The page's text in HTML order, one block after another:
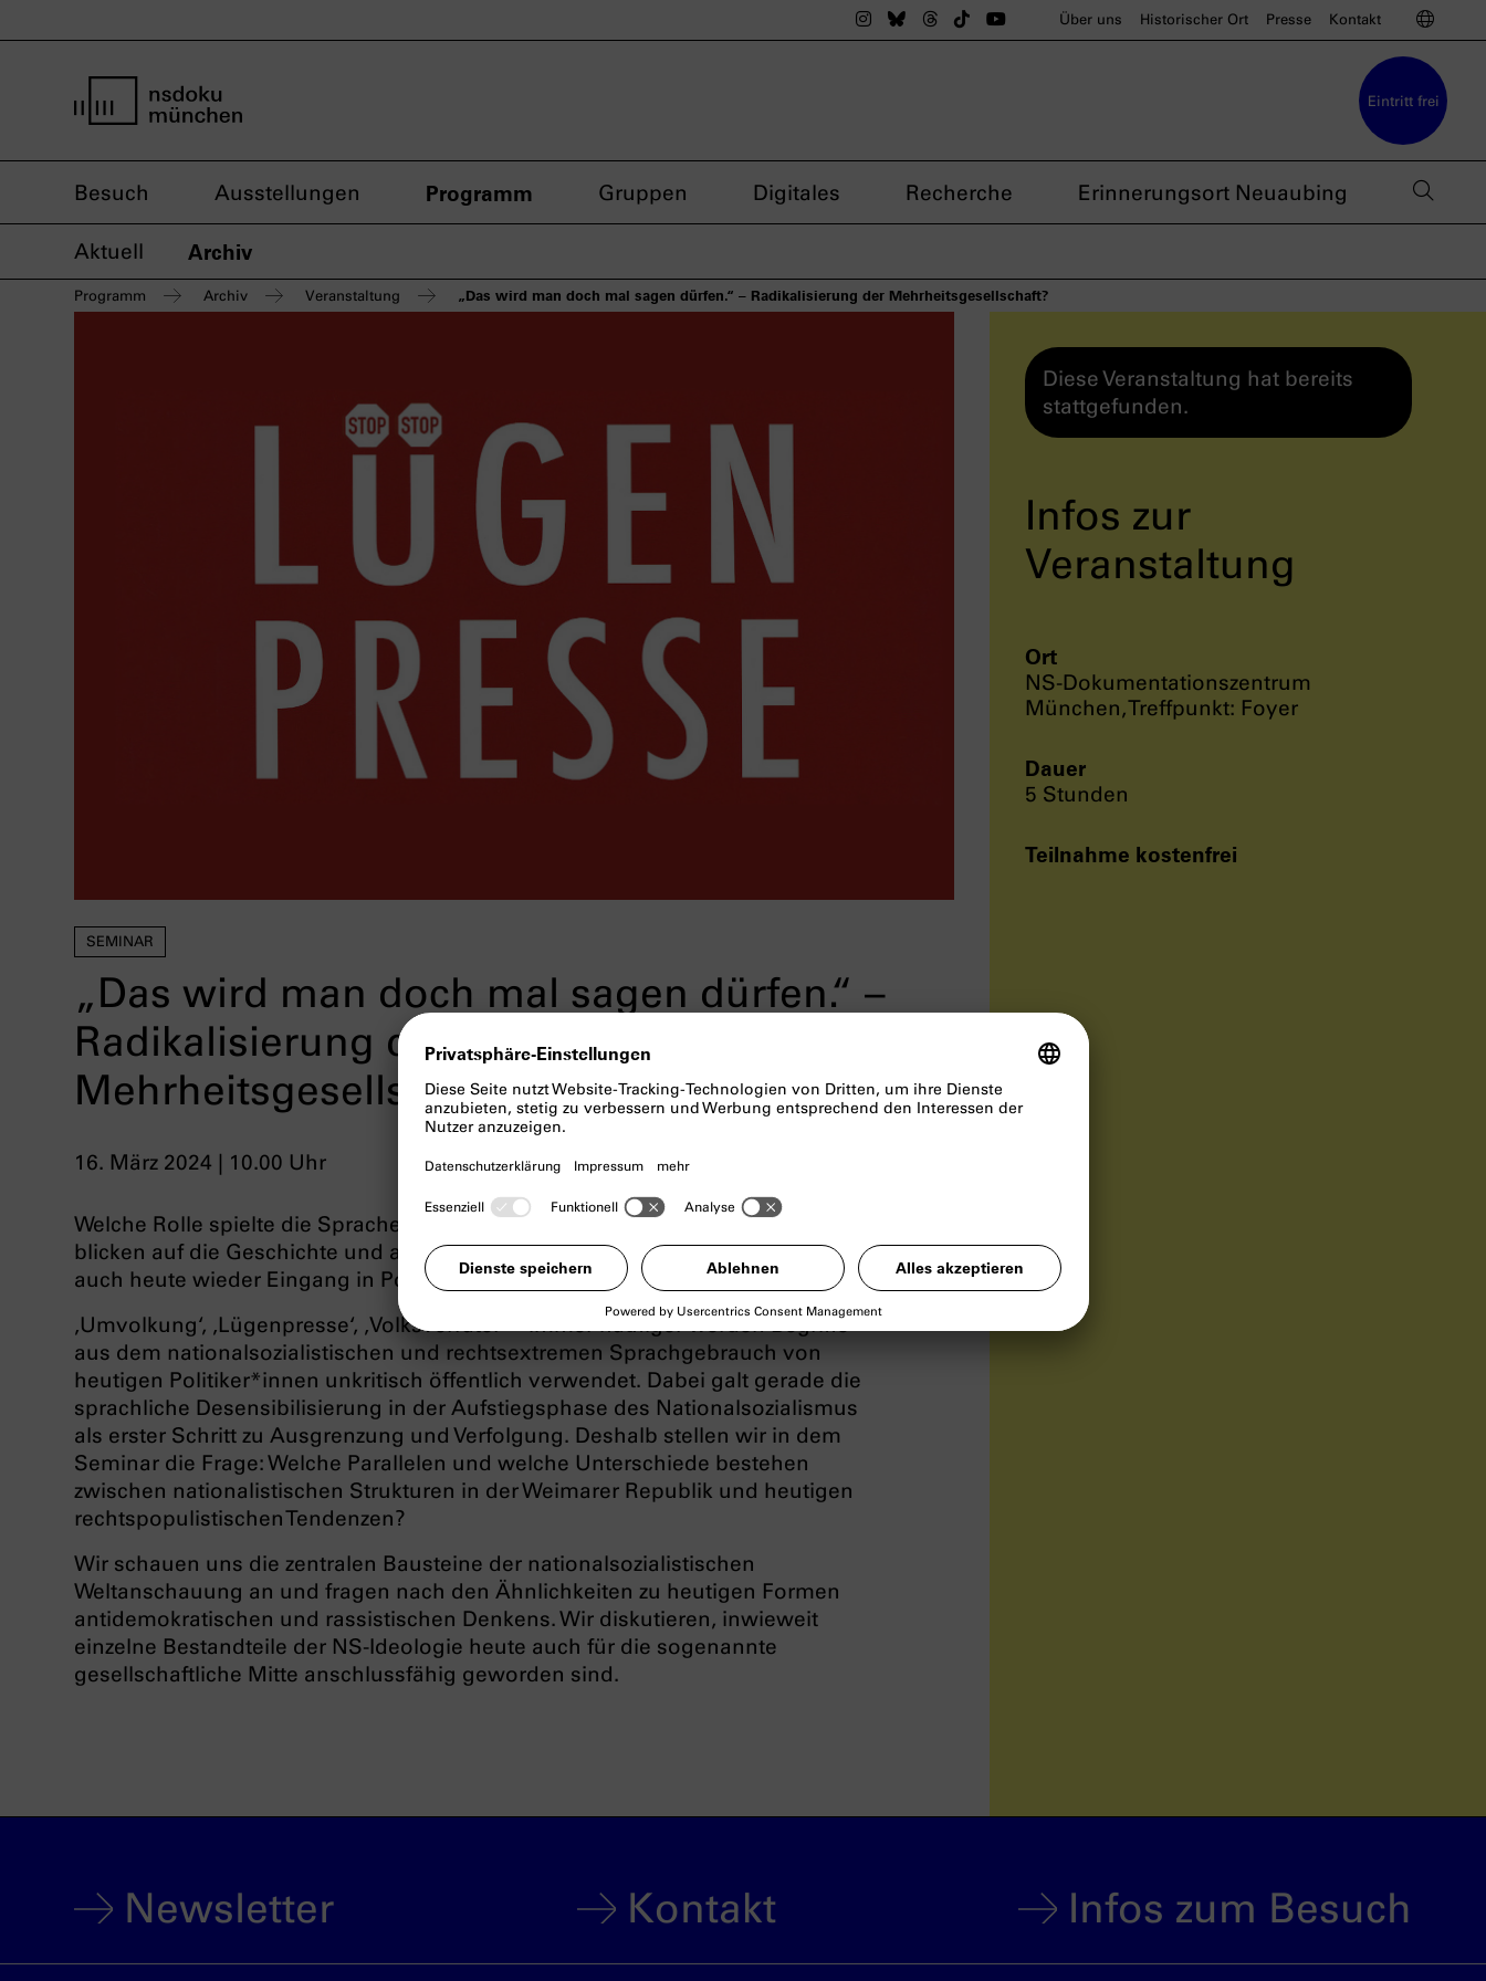
Das nsdoku München auf Instagram
Das nsdoku München auf BlueSky
Das nsdoku München auf Threads
Das nsdoku München auf TikTok
Das nsdoku München auf YouTube
Über uns Historischer Ort Presse Kontakt
Eintritt frei
Besuch Ausstellungen Programm Gruppen Digitales Recherche Erinnerungsort Neuaubing
Aktuell Archiv
Programm Archiv Veranstaltung „Das wird man doch mal sagen dürfen.“ – Radikalisierung der Mehrheitsgesellschaft?
SEMINAR
„Das wird man doch mal sagen dürfen.“ –
Radikalisierung der
Mehrheitsgesellschaft?
16. März 2024 | 10.00 Uhr
Welche Rolle spielte die Sprache beim Aufstieg der Nationalsozialisten? Wir
blicken auf die Geschichte und auf von der NS-Diktatur geprägte Begriffe, die
auch heute wieder Eingang in Politik und Alltag gefunden haben.
‚Umvolkung‘, ‚Lügenpresse‘, ‚Volksverräter‘ – immer häufiger werden Begriffe
aus dem nationalsozialistischen und rechtsextremen Sprachgebrauch von
heutigen Politiker*innen unkritisch öffentlich verwendet. Dabei galt gerade die
sprachliche Desensibilisierung in der Aufstiegsphase des Nationalsozialismus
als erster Schritt zu Ausgrenzung und Verfolgung. Deshalb stellen wir in dem
Seminar die Frage: Welche Parallelen und welche Unterschiede bestehen
zwischen nationalistischen Strukturen in der Weimarer Republik und heutigen
rechtspopulistischen Tendenzen?
Wir schauen uns die zentralen Bausteine der nationalsozialistischen
Weltanschauung an und fragen nach den Ähnlichkeiten zu heutigen Formen
antidemokratischen und rassistischen Denkens. Wir diskutieren, inwieweit
einzelne Bestandteile der NS-Ideologie heute auch für die sogenannte
gesellschaftliche Mitte anschlussfähig geworden sind.
Diese Veranstaltung hat bereits
stattgefunden.
Infos zur
Veranstaltung
Ort
NS-Dokumentationszentrum
München, Treffpunkt: Foyer
Dauer
5 Stunden
Teilnahme kostenfrei
Newsletter Kontakt Infos zum Besuch